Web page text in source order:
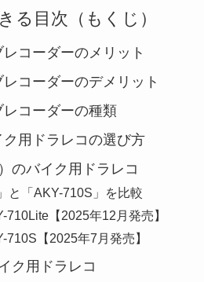
る目次（もくじ）
コーダーのメリット
コーダーのデメリット
コーダーの種類
用ドラレコの選び方
のバイク用ドラレコ
と「AKY-710S」を比較
710Lite【2025年12月発売】
710S【2025年7月発売】
ク用ドラレコ